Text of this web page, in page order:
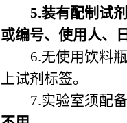
5.装有配制试
或编号、使用人、
6.无使用饮料
上试剂标签。
7.实验室须配